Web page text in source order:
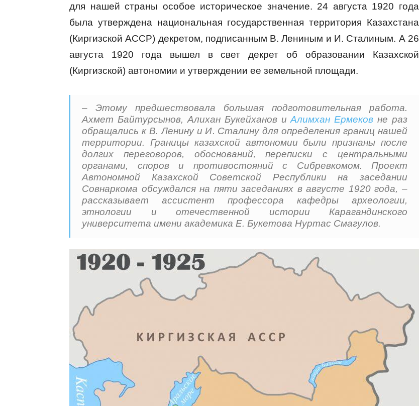
для нашей страны особое историческое значение. 24 августа 1920 года
была утверждена национальная государственная территория Казахстана
(Киргизской АССР) декретом, подписанным В. Лениным и И. Сталиным. А 26
августа 1920 года вышел в свет декрет об образовании Казахской
(Киргизской) автономии и утверждении ее земельной площади.
– Этому предшествовала большая подготовительная работа.
Ахмет Байтурсынов, Алихан Букейханов иАлимхан Ермеков не раз
обращались к В. Ленину и И. Сталину для определения границ нашей
территории. Границы казахской автономии были признаны после
долгих переговоров, обоснований, переписки с центральными
органами, споров и противостояний с Сибревкомом. Проект
Автономной Казахской Советской Республики на заседании
Совнаркома обсуждался на пяти заседаниях в августе 1920 года, –
рассказывает ассистент профессора кафедры археологии,
этнологии и отечественной истории Карагандинского
университета имени академика Е. Букетова Нуртас Смагулов.